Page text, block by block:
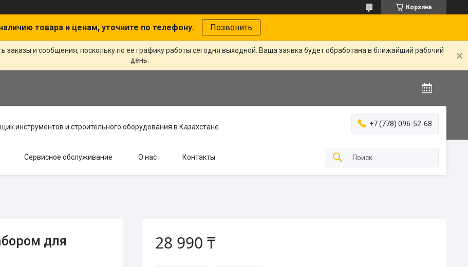
Корзина
товара и ценам, уточните по телефону. Позвонить
заказы и сообщения, поскольку по ее графику работы сегодня выходной. Ваша заявка будет обработана в ближайший рабочий
день.
инструментов и строительного оборудования в Казахстане +7 (778) 096-52-68
Сервисное обслуживание О нас Контакты
для
28 990 ₸